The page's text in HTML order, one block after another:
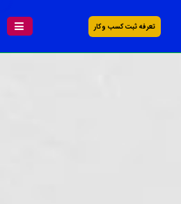
تعرفه ثبت کسب و کار